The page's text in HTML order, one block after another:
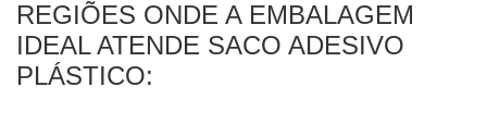
REGIÕES ONDE A EMBALAGEM
IDEAL ATENDE SACO ADESIVO
PLÁSTICO: